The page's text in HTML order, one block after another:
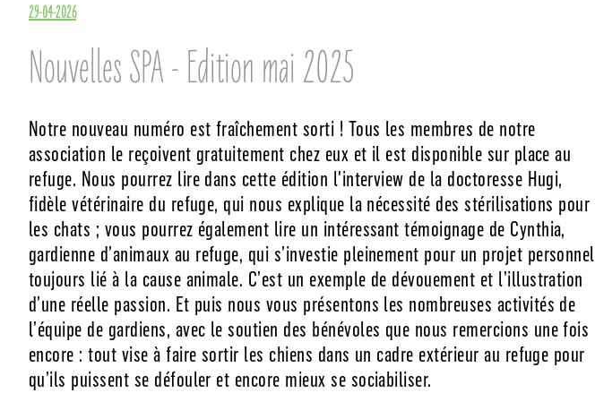
29-04-2026
Nouvelles SPA - Edition mai 2025
Notre nouveau numéro est fraîchement sorti ! Tous les membres de notre
association le reçoivent gratuitement chez eux et il est disponible sur place au
refuge. Nous pourrez lire dans cette édition l'interview de la doctoresse Hugi,
fidèle vétérinaire du refuge, qui nous explique la nécessité des stérilisations pour
les chats ; vous pourrez également lire un intéressant témoignage de Cynthia,
gardienne d’animaux au refuge, qui s’investie pleinement pour un projet personnel
toujours lié à la cause animale. C’est un exemple de dévouement et l’illustration
d’une réelle passion. Et puis nous vous présentons les nombreuses activités de
l’équipe de gardiens, avec le soutien des bénévoles que nous remercions une fois
encore : tout vise à faire sortir les chiens dans un cadre extérieur au refuge pour
qu’ils puissent se défouler et encore mieux se sociabiliser.